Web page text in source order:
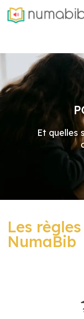
Et quelles
Les
NumaBib